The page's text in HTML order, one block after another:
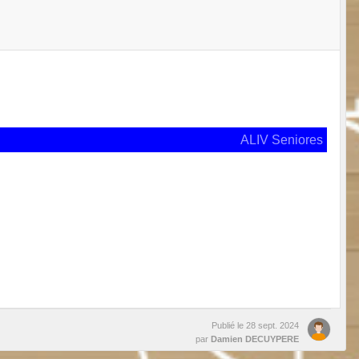
ALIV Seniores
Publié le 28 sept. 2024
par Damien DECUYPERE